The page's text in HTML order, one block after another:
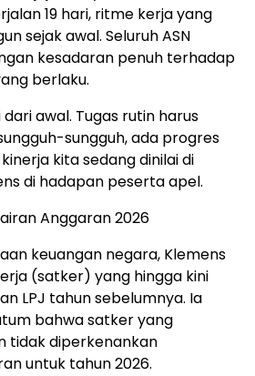
19 hari, ritme kerja yang
sejak awal. Seluruh ASN
kesadaran penuh terhadap
berlaku.
dari awal. Tugas rutin harus
sungguh, ada progres
kita sedang dinilai di
di hadapan peserta apel.
Anggaran 2026
keuangan negara, Klemens
(satker) yang hingga kini
LPJ tahun sebelumnya. Ia
bahwa satker yang
tidak diperkenankan
untuk tahun 2026.